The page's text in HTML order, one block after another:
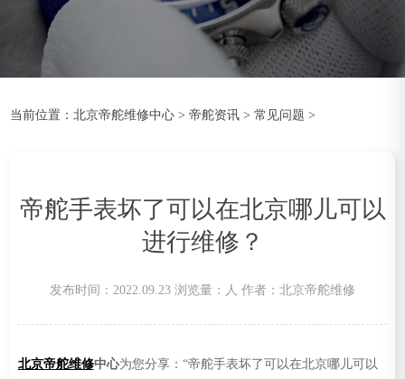
当前位置：北京帝舵维修中心 >帝舵资讯 >常见问题 >
帝舵手表坏了可以在北京哪儿可以
进行维修？
发布时间：2022.09.23 浏览量： 人 作者：北京帝舵维修
北京帝舵维修中心为您分享：“帝舵手表坏了可以在北京哪儿可以